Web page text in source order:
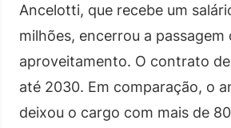
Ancelotti, que recebe um
milhões, encerrou a passagem
aproveitamento. O contrato
até 2030. Em comparação, o
deixou o cargo com mais de